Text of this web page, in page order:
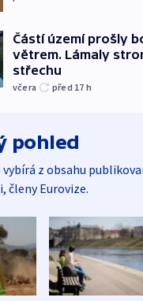
Částí území prošly
větrem. Lámaly
střechu
včera před 17 h
pohled
vybírá z obsahu
členy Eurovize.